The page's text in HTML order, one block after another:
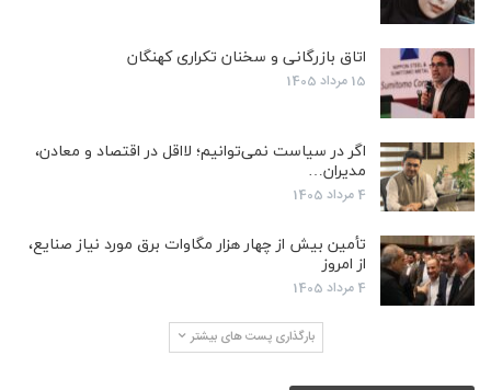
اتاق بازرگانی و سخنان تکراری کهنگان
15 مرداد 1405
اگر در سیاست نمی‌توانیم؛ لااقل در اقتصاد و معادن،
مدیران…
4 مرداد 1405
تأمین بیش از چهار هزار مگاوات برق مورد نیاز صنایع،
از امروز
4 مرداد 1405
بارگذاری پست های بیشتر